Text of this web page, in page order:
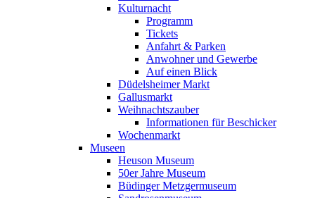
Kulturnacht
Programm
Tickets
Anfahrt & Parken
Anwohner und Gewerbe
Auf einen Blick
Düdelsheimer Markt
Gallusmarkt
Weihnachtszauber
Informationen für Beschicker
Wochenmarkt
Museen
Heuson Museum
50er Jahre Museum
Büdinger Metzgermuseum